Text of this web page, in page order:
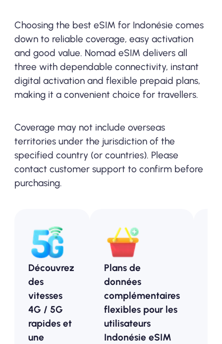
Choosing the best eSIM for Indonésie comes
down to reliable coverage, easy activation
and good value. Nomad eSIM delivers all
three with dependable connectivity, instant
digital activation and flexible prepaid plans,
making it a convenient choice for travellers.
Coverage may not include overseas
territories under the jurisdiction of the
specified country (or countries). Please
contact customer support to confirm before
purchasing.
Découvrez
des
vitesses
4G / 5G
rapides et
une
Plans de
données
complémentaires
flexibles pour les
utilisateurs
Indonésie eSIM